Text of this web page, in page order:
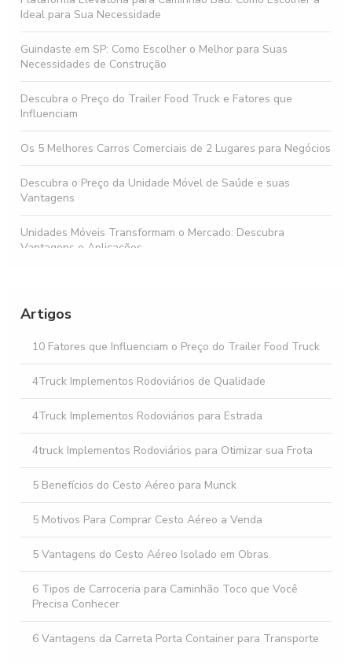
Ideal para Sua Necessidade
Guindaste em SP: Como Escolher o Melhor para Suas
Necessidades de Construção
Descubra o Preço do Trailer Food Truck e Fatores que
Influenciam
Os 5 Melhores Carros Comerciais de 2 Lugares para Negócios
Descubra o Preço da Unidade Móvel de Saúde e suas
Vantagens
Unidades Móveis Transformam o Mercado: Descubra
Vantagens e Aplicações
para Seu Negócio
Como Facilitar o Aluguel de Implementos Rodoviários para
sua Empresa
Artigos
10 Fatores que Influenciam o Preço do Trailer Food Truck
4Truck Implementos Rodoviários de Qualidade
4Truck Implementos Rodoviários para Estrada
4truck Implementos Rodoviários para Otimizar sua Frota
5 Benefícios do Cesto Aéreo para Munck
5 Motivos Para Comprar Cesto Aéreo a Venda
5 Vantagens do Cesto Aéreo Isolado em Obras
6 Tipos de Carroceria para Caminhão Toco que Você
Precisa Conhecer
6 Vantagens da Carreta Porta Container para Transporte